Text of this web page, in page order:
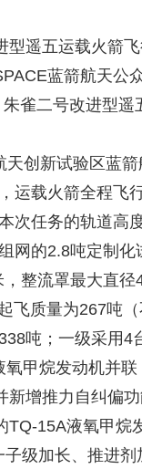
型遥五运载火箭
蓝箭航天公
雀二号改进型遥
天创新试验区蓝
运载火箭全程飞
次任务的轨道高
网的2.8吨定制化
整流罩最大直径
飞质量为267吨
吨；一级采用4
甲烷发动机并联
新增推力自纠偏
TQ-15A液氧甲烷
子级加长、推进